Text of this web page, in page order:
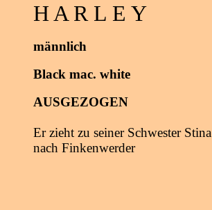
H A R L E Y
männlich
Black mac. white
AUSGEZOGEN
Er zieht zu seiner Schwester Stina
nach Finkenwerder